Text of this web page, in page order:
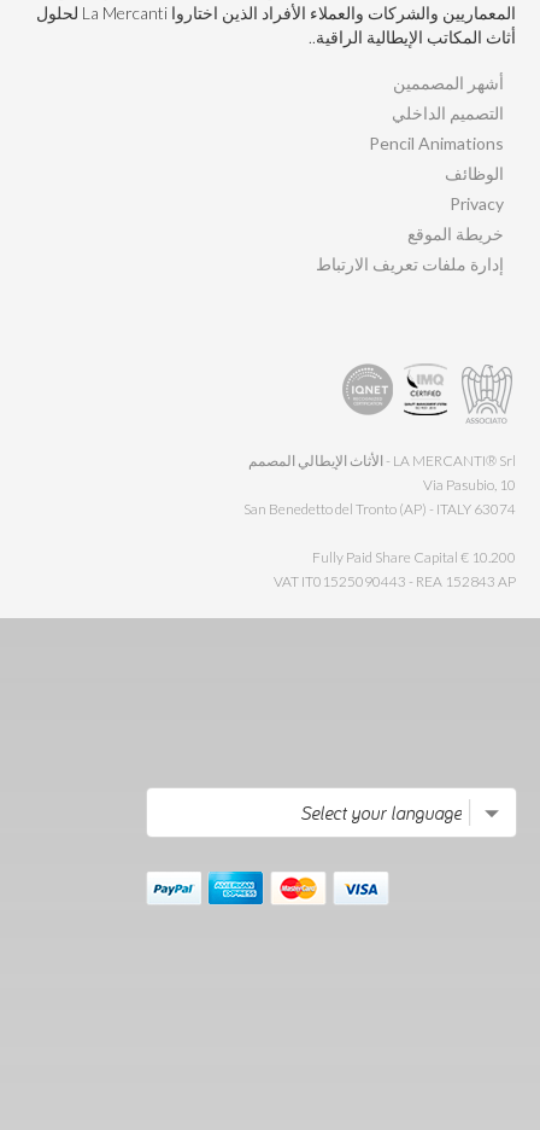
المعماريين والشركات والعملاء الأفراد الذين اختاروا La Mercanti لحلول
أثاث المكاتب الإيطالية الراقية..
أشهر المصممين
التصميم الداخلي
Pencil Animations
الوظائف
Privacy
خريطة الموقع
إدارة ملفات تعريف الارتباط
LA MERCANTI® Srl - الأثاث الإيطالي المصمم
Via Pasubio, 10
63074 San Benedetto del Tronto (AP) - ITALY
Fully Paid Share Capital € 10.200
VAT IT01525090443 - REA 152843 AP